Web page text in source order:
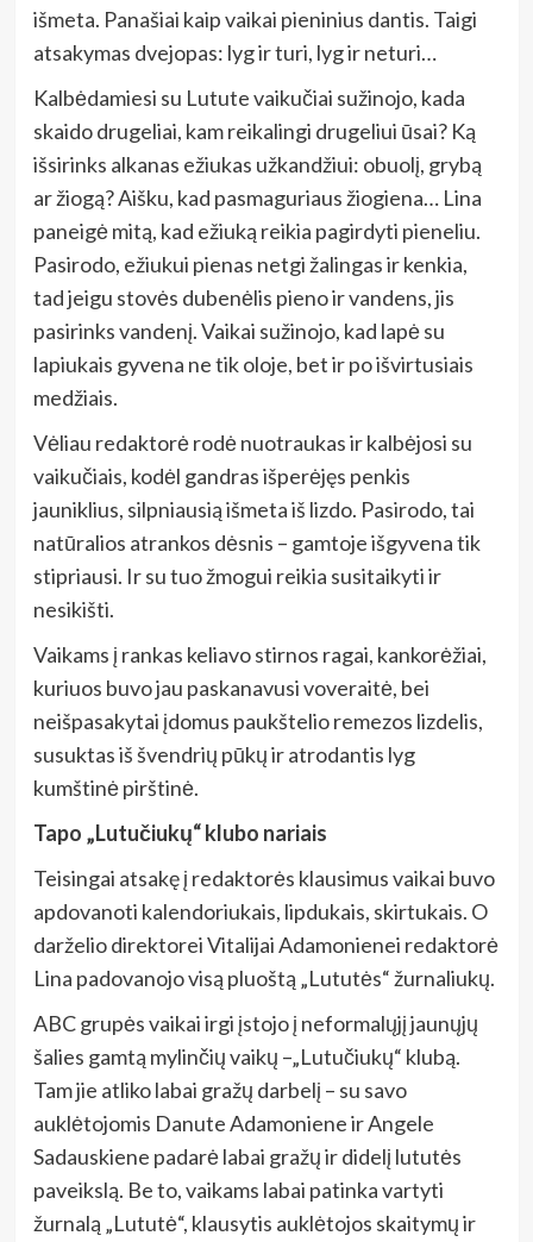
išmeta. Panašiai kaip vaikai pieninius dantis. Taigi
atsakymas dvejopas: lyg ir turi, lyg ir neturi…
Kalbėdamiesi su Lutute vaikučiai sužinojo, kada
skaido drugeliai, kam reikalingi drugeliui ūsai? Ką
išsirinks alkanas ežiukas užkandžiui: obuolį, grybą
ar žiogą? Aišku, kad pasmaguriaus žiogiena… Lina
paneigė mitą, kad ežiuką reikia pagirdyti pieneliu.
Pasirodo, ežiukui pienas netgi žalingas ir kenkia,
tad jeigu stovės dubenėlis pieno ir vandens, jis
pasirinks vandenį. Vaikai sužinojo, kad lapė su
lapiukais gyvena ne tik oloje, bet ir po išvirtusiais
medžiais.
Vėliau redaktorė rodė nuotraukas ir kalbėjosi su
vaikučiais, kodėl gandras išperėjęs penkis
jauniklius, silpniausią išmeta iš lizdo. Pasirodo, tai
natūralios atrankos dėsnis – gamtoje išgyvena tik
stipriausi. Ir su tuo žmogui reikia susitaikyti ir
nesikišti.
Vaikams į rankas keliavo stirnos ragai, kankorėžiai,
kuriuos buvo jau paskanavusi voveraitė, bei
neišpasakytai įdomus paukštelio remezos lizdelis,
susuktas iš švendrių pūkų ir atrodantis lyg
kumštinė pirštinė.
Tapo „Lutučiukų“ klubo nariais
Teisingai atsakę į redaktorės klausimus vaikai buvo
apdovanoti kalendoriukais, lipdukais, skirtukais. O
darželio direktorei Vitalijai Adamonienei redaktorė
Lina padovanojo visą pluoštą „Lututės“ žurnaliukų.
ABC grupės vaikai irgi įstojo į neformalųjį jaunųjų
šalies gamtą mylinčių vaikų –„Lutučiukų“ klubą.
Tam jie atliko labai gražų darbelį – su savo
auklėtojomis Danute Adamoniene ir Angele
Sadauskiene padarė labai gražų ir didelį lututės
paveikslą. Be to, vaikams labai patinka vartyti
žurnalą „Lututė“, klausytis auklėtojos skaitymų ir